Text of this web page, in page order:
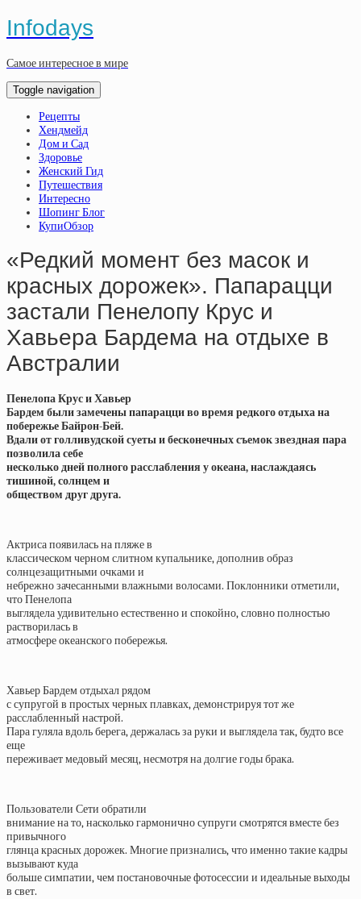
Infodays
Самое интересное в мире
Toggle navigation
Рецепты
Хендмейд
Дом и Сад
Здоровье
Женский Гид
Путешествия
Интересно
Шопинг Блог
КупиОбзор
«Редкий момент без масок и
красных дорожек». Папарацци
застали Пенелопу Крус и
Хавьера Бардема на отдыхе в
Австралии
Пенелопа Крус и Хавьер
Бардем были замечены папарацци во время редкого отдыха на
побережье Байрон-Бей.
Вдали от голливудской суеты и бесконечных съемок звездная пара
позволила себе
несколько дней полного расслабления у океана, наслаждаясь
тишиной, солнцем и
обществом друг друга.
Актриса появилась на пляже в
классическом черном слитном купальнике, дополнив образ
солнцезащитными очками и
небрежно зачесанными влажными волосами. Поклонники отметили,
что Пенелопа
выглядела удивительно естественно и спокойно, словно полностью
растворилась в
атмосфере океанского побережья.
Хавьер Бардем отдыхал рядом
с супругой в простых черных плавках, демонстрируя тот же
расслабленный настрой.
Пара гуляла вдоль берега, держалась за руки и выглядела так, будто все
еще
переживает медовый месяц, несмотря на долгие годы брака.
Пользователи Сети обратили
внимание на то, насколько гармонично супруги смотрятся вместе без
привычного
глянца красных дорожек. Многие признались, что именно такие кадры
вызывают куда
больше симпатии, чем постановочные фотосессии и идеальные выходы
в свет.